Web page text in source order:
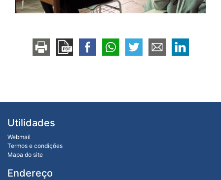
Utilidades
Webmail
Termos e condições
Mapa do site
Endereço